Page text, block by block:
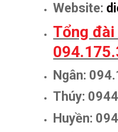
Website:
Tổng
Ngân:
Thúy:
Huyền: